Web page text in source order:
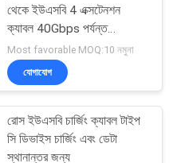
থেকে ইউএসবি 4 এক্সটেনশন
ক্যাবল 40Gbps পর্যন্ত
ট্রান্সমিশন হার OEM / ODM
রঙের দৈর্ঘ্য কাস্টমাইজড
Most favorable MOQ:10 নমুনা
যোগাযোগ
রোস ইউএসবি চার্জিং ক্যাবল টাইপ
সি ডিভাইস চার্জিং এবং ডেটা
স্থানান্তর জন্য